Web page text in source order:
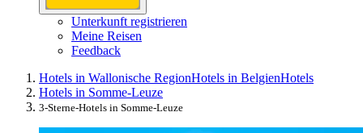
Unterkunft registrieren
Meine Reisen
Feedback
Hotels in Wallonische RegionHotels in BelgienHotels
Hotels in Somme-Leuze
3-Sterne-Hotels in Somme-Leuze